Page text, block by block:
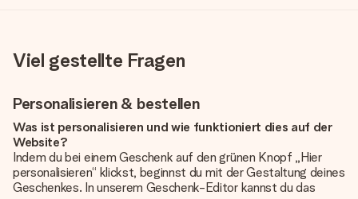
Viel gestellte Fragen
Personalisieren & bestellen
Was ist personalisieren und wie funktioniert dies auf der
Website?
Indem du bei einem Geschenk auf den grünen Knopf „Hier
personalisieren“ klickst, beginnst du mit der Gestaltung deines
Geschenkes. In unserem Geschenk-Editor kannst du das